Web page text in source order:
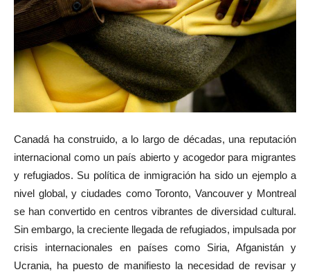
Canadá ha construido, a lo largo de décadas, una reputación
internacional como un país abierto y acogedor para migrantes
y refugiados. Su política de inmigración ha sido un ejemplo a
nivel global, y ciudades como Toronto, Vancouver y Montreal
se han convertido en centros vibrantes de diversidad cultural.
Sin embargo, la creciente llegada de refugiados, impulsada por
crisis internacionales en países como Siria, Afganistán y
Ucrania, ha puesto de manifiesto la necesidad de revisar y